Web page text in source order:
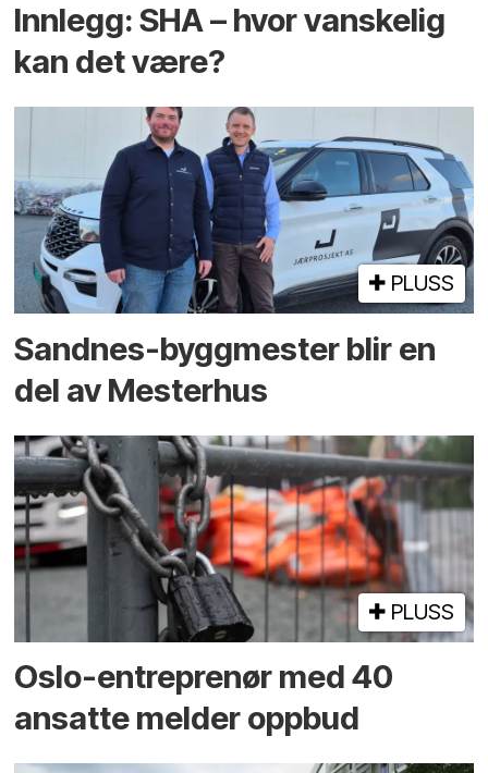
Innlegg: SHA – hvor vanskelig
kan det være?
PLUSS
Sandnes-byggmester blir en
del av Mesterhus
PLUSS
Oslo-entreprenør med 40
ansatte melder oppbud